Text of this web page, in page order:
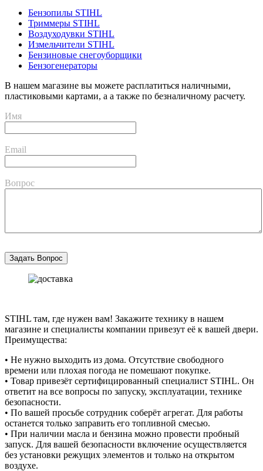
Бензопилы STIHL
Триммеры STIHL
Воздуходувки STIHL
Измельчители STIHL
Бензиновые снегоуборщики
Бензогенераторы
В нашем магазине вы можете расплатиться наличными,
пластиковыми картами, а а также по безналичному расчету.
Имя
Email
Вопрос
STIHL там, где нужен вам! Закажите технику в нашем
магазине и специалисты компании привезут её к вашей двери.
Преимущества:
• Не нужно выходить из дома. Отсутствие свободного
времени или плохая погода не помешают покупке.
• Товар привезёт сертифицированный специалист STIHL. Он
ответит на все вопросы по запуску, эксплуатации, технике
безопасности.
• По вашей просьбе сотрудник соберёт агрегат. Для работы
останется только заправить его топливной смесью.
• При наличии масла и бензина можно провести пробный
запуск. Для вашей безопасности включение осуществляется
без установки режущих элементов и только на открытом
воздухе.